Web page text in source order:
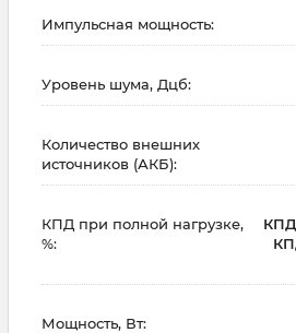
Импульсная мощность:
Уровень шума, Дцб:
Количество внешних
источников (АКБ):
КПД при полной нагрузке,
%:
КПД
Мощность, Вт: